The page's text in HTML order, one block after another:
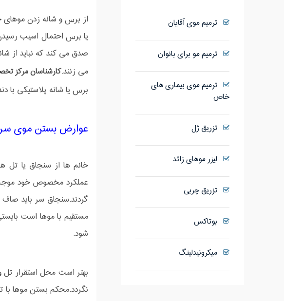
از برس و شانه زدن
یا برس احتمال اسیب
صدق می کند که نباید از
می زنند.کارشناسان مرکز
برس یا شانه پلاستیکی با
عوارض بستن موی
خانم ها از سنجاق یا تل
عملکرد مخصوص خود
گردند.سنجاق سر باید
مستقیم با موها است
شود.
بهتر است محل استقرار
نگردد.محکم بستن موها
ترمیم موی آقایان
ترمیم مو برای بانوان
ترمیم موی بیماری های
خاص
تزریق ژل
لیزر موهای زائد
تزریق چربی
بوتاکس
میکرونیدلینگ